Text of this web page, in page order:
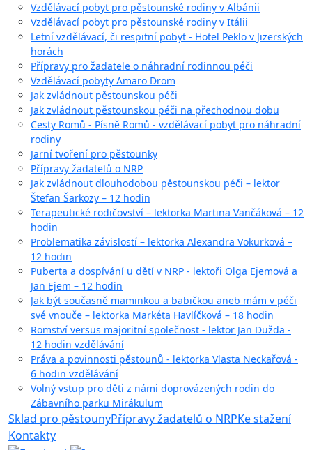
Vzdělávací pobyt pro pěstounské rodiny v Albánii
Vzdělávací pobyt pro pěstounské rodiny v Itálii
Letní vzdělávací, či respitní pobyt - Hotel Peklo v Jizerských
horách
Přípravy pro žadatele o náhradní rodinnou péči
Vzdělávací pobyty Amaro Drom
Jak zvládnout pěstounskou péči
Jak zvládnout pěstounskou péči na přechodnou dobu
Cesty Romů - Písně Romů - vzdělávací pobyt pro náhradní
rodiny
Jarní tvoření pro pěstounky
Přípravy žadatelů o NRP
Jak zvládnout dlouhodobou pěstounskou péči – lektor
Štefan Šarkozy – 12 hodin
Terapeutické rodičovství – lektorka Martina Vančáková – 12
hodin
Problematika závislostí – lektorka Alexandra Vokurková –
12 hodin
Puberta a dospívání u dětí v NRP - lektoři Olga Ejemová a
Jan Ejem – 12 hodin
Jak být současně maminkou a babičkou aneb mám v péči
své vnouče – lektorka Markéta Havlíčková – 18 hodin
Romství versus majoritní společnost - lektor Jan Dužda -
12 hodin vzdělávání
Práva a povinnosti pěstounů - lektorka Vlasta Neckařová -
6 hodin vzdělávání
Volný vstup pro děti z námi doprovázených rodin do
Zábavního parku Mirákulum
Sklad pro pěstounyPřípravy žadatelů o NRPKe stažení
Kontakty